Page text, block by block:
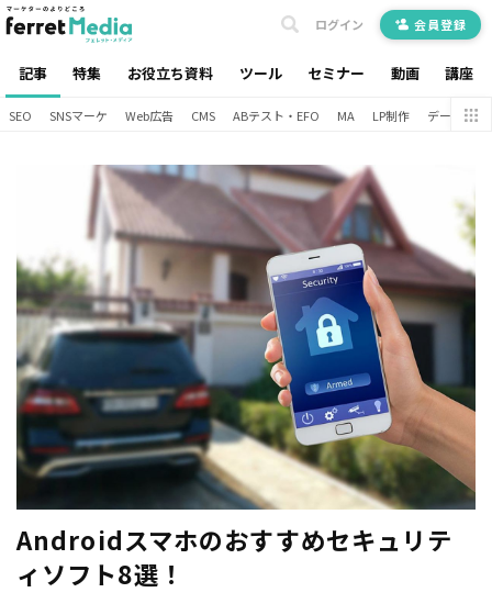
記事 特集 お役立ち資料 ツール セミナー 動画 講座
ログイン 会員登録
SEO SNSマーケ Web広告 CMS ABテスト・EFO MA LP制作 データ分析
Androidスマホのおすすめセキュリテ
ィソフト8選！